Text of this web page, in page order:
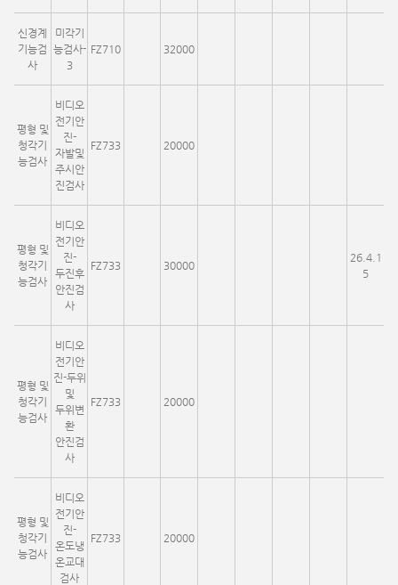
신경계
기능검
사
미각기
능검사-
3
FZ710 32000
평형 및
청각기
능검사
비디오
전기안
진-
자발및
주시안
진검사
FZ733 20000
평형 및
청각기
능검사
비디오
전기안
진-
두진후
안진검
사
FZ733 30000
26.4.1
5
평형 및
청각기
능검사
비디오
전기안
진-두위
및
두위변
환
안진검
사
FZ733 20000
평형 및
청각기
능검사
비디오
전기안
진-
온도냉
온교대
검사
FZ733 20000